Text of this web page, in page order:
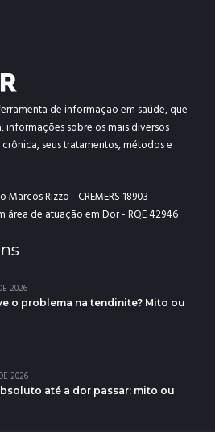
de informação em saúde, que
informações sobre os mais diversos
seus tratamentos, métodos e
Rizzo - CREMERS 18903
de atuação em Dor - RQE 42946
2026
o problema na tendinite? Mito ou
2026
até a dor passar: mito ou